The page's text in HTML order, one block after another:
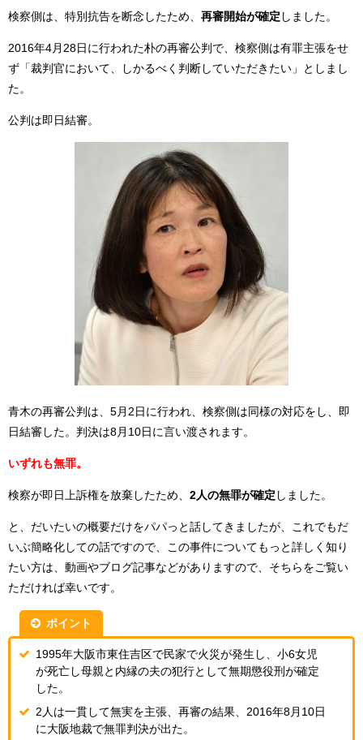
検察側は、特別抗告を断念したため、 再審開始が確定 しました。
2016年4月28日に行われた朴の再審公判で、検察側は有罪主張をせ
ず「裁判官において、しかるべく判断していただきたい」としまし
た。
公判は即日結審。
青木の再審公判は、5月2日に行われ、検察側は同様の対応をし、即
日結審した。判決は8月10日に言い渡されます。
いずれも無罪。
検察が即日上訴権を放棄したため、 2人の無罪が確定 しました。
と、だいたいの概要だけをパパっと話してきましたが、これでもだ
いぶ簡略化しての話ですので、この事件についてもっと詳しく知り
たい方は、動画やブログ記事などがありますので、そちらをご覧い
ただければ幸いです。
ポイント
1995年大阪市東住吉区で民家で火災が発生し、小6女児
が死亡し母親と内縁の夫の犯行として無期懲役刑が確定
した。
2人は一貫して無実を主張、再審の結果、2016年8月10日
に大阪地裁で無罪判決が出た。